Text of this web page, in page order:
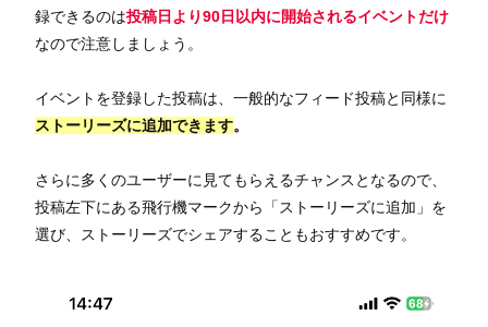
録できるのは投稿日より90日以内に開始されるイベントだけ
なので注意しましょう。
イベントを登録した投稿は、一般的なフィード投稿と同様に
ストーリーズに追加できます。
さらに多くのユーザーに見てもらえるチャンスとなるので、
投稿左下にある飛行機マークから「ストーリーズに追加」を
選び、ストーリーズでシェアすることもおすすめです。